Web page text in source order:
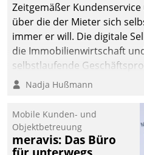
Zeitgemäßer
über die der Mieter sich
immer er will. Die digitale
die Immobilienwirtschaft
selbstlaufende
Kunde und smart der
Nadja Hußmann
Mobile Kunden- und
Objektbetreuung
meravis: Das Büro